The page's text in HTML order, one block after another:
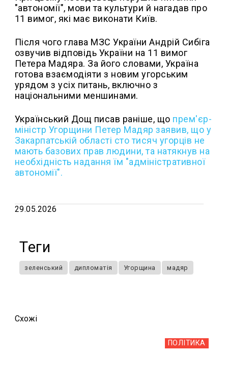
"автономії", мови та культури й нагадав про
11 вимог, які має виконати Київ.
Після чого глава МЗС України Андрій Сибіга
озвучив відповідь України на 11 вимог
Петера Мадяра. За його словами, Україна
готова взаємодіяти з новим угорським
урядом з усіх питань, включно з
національними меншинами.
Український Дощ писав раніше, що прем'єр-
міністр Угорщини Петер Мадяр заявив, що у
Закарпатській області сто тисяч угорців не
мають базових прав людини, та натякнув на
необхідність надання їм "адміністративної
автономії".
29.05.2026
Теги
зеленський дипломатія Угорщина мадяр
Схожi
ПОЛІТИКА